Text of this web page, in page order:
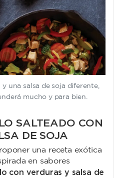
una salsa de soja diferente,
mucho y para bien.
SALTEADO CON
DE SOJA
una receta exótica
en sabores
con verduras y salsa de